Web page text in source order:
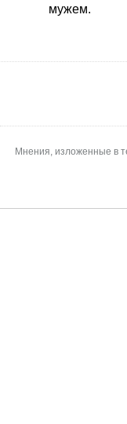
мужем.
Мнения, изложенные в